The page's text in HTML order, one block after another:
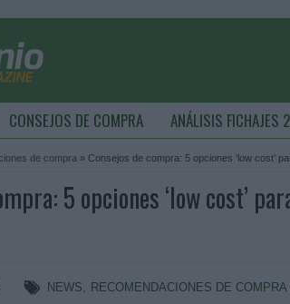
CONSEJOS DE COMPRA ANÁLISIS FICHAJES
de compra » Consejos de compra: 5 opciones ‘low cost’
5 opciones ‘low cost’
NEWS, RECOMENDACIONES DE COMPRA